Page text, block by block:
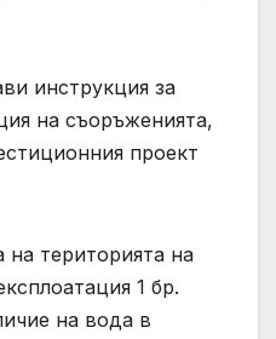
за
на съоръженията,
проект
на територията на
1 бр.
на вода в